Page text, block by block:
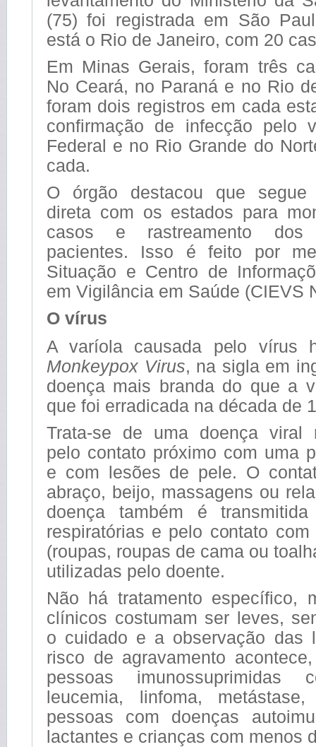
(75) foi registrada em São
está o Rio de Janeiro, com 20
Em Minas Gerais, foram três
No Ceará, no Paraná e no Rio
foram dois registros em cada
confirmação de infecção pelo
Federal e no Rio Grande do
cada.
O órgão destacou que segue
direta com os estados para
casos e rastreamento dos
pacientes. Isso é feito por
Situação e Centro de
em Vigilância em Saúde (CIEVS
O vírus
A varíola causada pelo vírus
Monkeypox Virus, na sigla em
doença mais branda do que a
que foi erradicada na década de
Trata-se de uma doença viral
pelo contato próximo com uma
e com lesões de pele. O
abraço, beijo, massagens ou
doença também é
respiratórias e pelo contato
(roupas, roupas de cama ou
utilizadas pelo doente.
Não há tratamento específico,
clínicos costumam ser leves,
o cuidado e a observação das
risco de agravamento
pessoas imunossuprimidas
leucemia, linfoma, metástase,
pessoas com doenças
lactantes e crianças com menos